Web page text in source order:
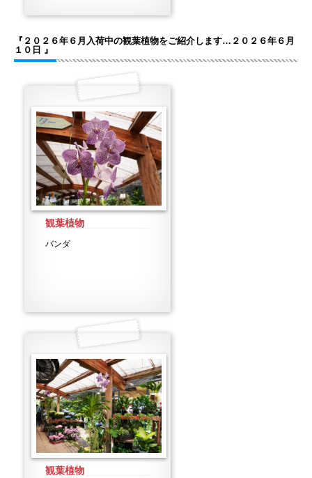
『２０２６年６月入荷中の観葉植物をご紹介します…２０２６年６月
１０日 』
観葉植物
バンダ
観葉植物